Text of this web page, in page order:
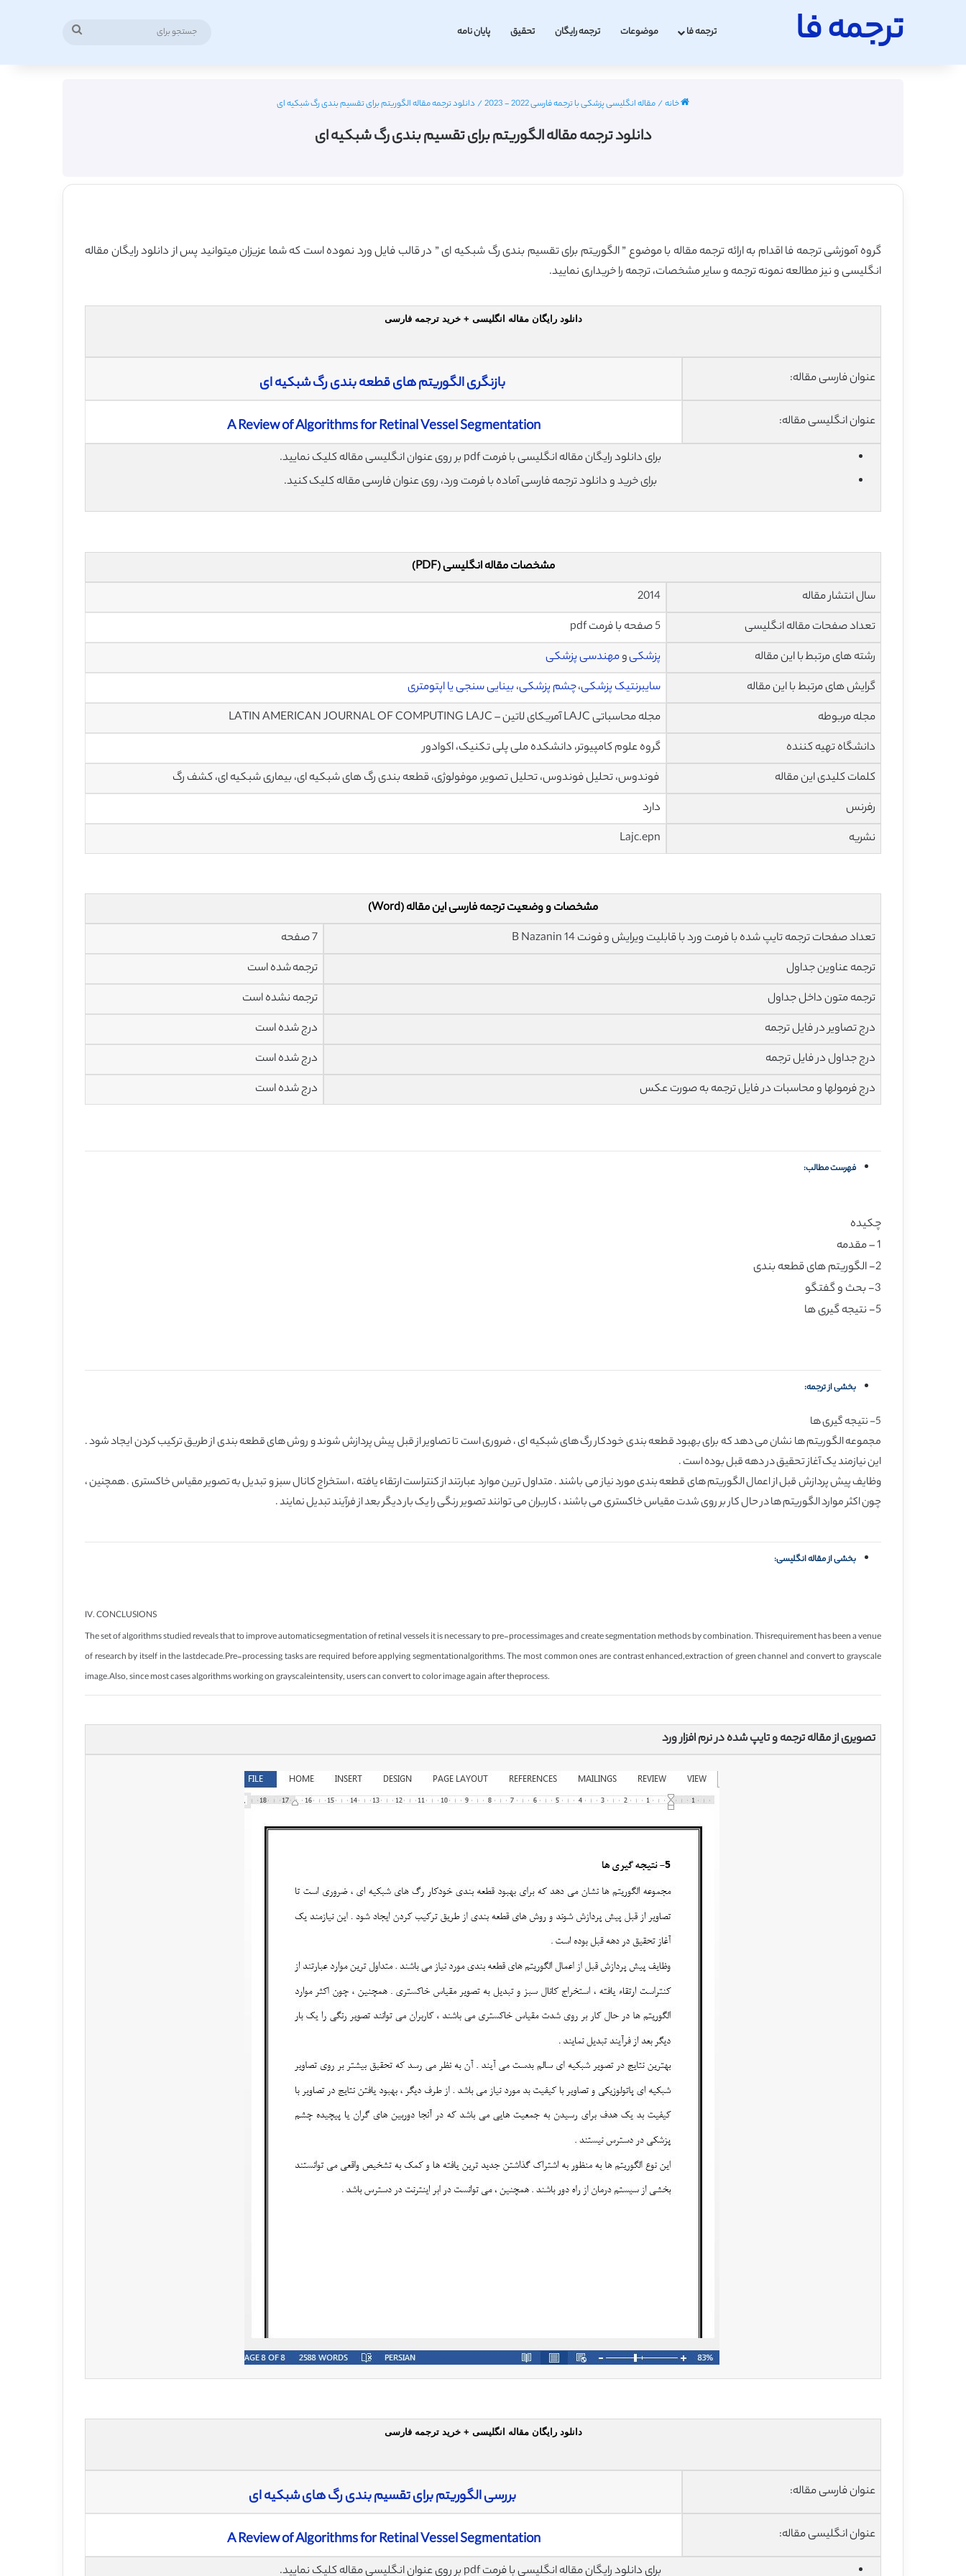
ترجمه فا ترجمه فا موضوعات ترجمه رایگان تحقیق پایان نامه
خانه/مقاله انگلیسی پزشکی با ترجمه فارسی 2022 - 2023 / دانلود ترجمه مقاله الگوریتم برای تقسیم بندی رگ شبکیه ای
دانلود ترجمه مقاله الگوریتم برای تقسیم بندی رگ شبکیه ای
گروه آموزشی ترجمه فا اقدام به ارائه ترجمه مقاله با موضوع ” الگوریتم برای تقسیم بندی رگ شبکیه ای ” در قالب فایل ورد نموده است که شما عزیزان میتوانید پس از دانلود رایگان مقاله
انگلیسی و نیز مطالعه نمونه ترجمه و سایر مشخصات، ترجمه را خریداری نمایید.
دانلود رایگان مقاله انگلیسی + خرید ترجمه فارسی
عنوان فارسی مقاله: بازنگری الگوریتم های قطعه بندی رگ شبکیه ای
عنوان انگلیسی مقاله: A Review of Algorithms for Retinal Vessel Segmentation
برای دانلود رایگان مقاله انگلیسی با فرمت pdf بر روی عنوان انگلیسی مقاله کلیک نمایید.
برای خرید و دانلود ترجمه فارسی آماده با فرمت ورد، روی عنوان فارسی مقاله کلیک کنید.
مشخصات مقاله انگلیسی (PDF)
سال انتشار مقاله
2014
تعداد صفحات مقاله انگلیسی
5 صفحه با فرمت pdf
رشته های مرتبط با این مقاله
پزشکیومهندسی پزشکی
گرایش های مرتبط با این مقاله
سایبرنتیک پزشکی،چشم پزشکی،بینایی سنجی یا اپتومتری
مجله مربوطه
مجله محاسباتی LAJC آمریکای لاتین – LATIN AMERICAN JOURNAL OF COMPUTING LAJC
دانشگاه تهیه کننده
گروه علوم کامپیوتر، دانشکده ملی پلی تکنیک، اکوادور
کلمات کلیدی این مقاله
فوندوس، تحلیل فوندوس، تحلیل تصویر، موفولوژی، قطعه بندی رگ های شبکیه ای، بیماری شبکیه ای، کشف رگ
رفرنس
دارد
نشریه
Lajc.epn
مشخصات و وضعیت ترجمه فارسی این مقاله (Word)
تعداد صفحات ترجمه تایپ شده با فرمت ورد با قابلیت ویرایش و فونت 14 B Nazanin
7 صفحه
ترجمه عناوین جداول
ترجمه شده است
ترجمه متون داخل جداول
ترجمه نشده است
درج تصاویر در فایل ترجمه
درج شده است
درج جداول در فایل ترجمه
درج شده است
درج فرمولها و محاسبات در فایل ترجمه به صورت عکس
درج شده است
فهرست مطالب:
چکیده
1 – مقدمه
2- الگوریتم های قطعه بندی
3- بحث و گفتگو
5- نتیجه گیری ها
بخشی از ترجمه:
5- نتیجه گیری ها
مجموعه الگوریتم ها نشان می دهد که برای بهبود قطعه بندی خودکار رگ های شبکیه ای ، ضروری است تا تصاویر از قبل پیش پردازش شوند و روش های قطعه بندی از طریق ترکیب کردن ایجاد شود .
این نیازمند یک آغاز تحقیق در دهه قبل بوده است .
وظایف پیش پردازش قبل از اعمال الگوریتم های قطعه بندی مورد نیاز می باشند . متداول ترین موارد عبارتند از کنتراست ارتقاء یافته ، استخراج کانال سبز و تبدیل به تصویر مقیاس خاکستری . همچنین ،
چون اکثر موارد الگوریتم ها در حال کار بر روی شدت مقیاس خاکستری می باشند ، کاربران می توانند تصویر رنگی را یک بار دیگر بعد از فرآیند تبدیل نمایند .
بخشی از مقاله انگلیسی:
IV. CONCLUSIONS
The set of algorithms studied reveals that to improve automaticsegmentation of retinal vessels it is necessary to pre-processimages and create segmentation methods by combination. Thisrequirement has been a venue
of research by itself in the lastdecade.Pre-processing tasks are required before applying segmentationalgorithms. The most common ones are contrast enhanced,extraction of green channel and convert to grayscale
image.Also, since most cases algorithms working on grayscaleintensity, users can convert to color image again after theprocess.
تصویری از مقاله ترجمه و تایپ شده در نرم افزار ورد
دانلود رایگان مقاله انگلیسی + خرید ترجمه فارسی
عنوان فارسی مقاله: بررسی الگوریتم برای تقسیم بندی رگ های شبکیه ای
عنوان انگلیسی مقاله: A Review of Algorithms for Retinal Vessel Segmentation
برای دانلود رایگان مقاله انگلیسی با فرمت pdf بر روی عنوان انگلیسی مقاله کلیک نمایید.